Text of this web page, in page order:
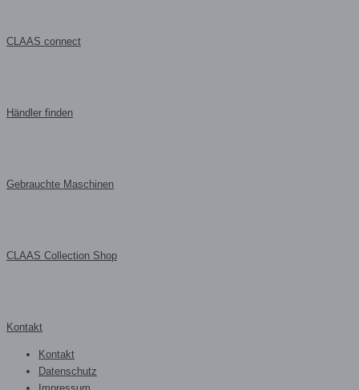
CLAAS connect
Händler finden
Gebrauchte Maschinen
CLAAS Collection Shop
Kontakt
Kontakt
Datenschutz